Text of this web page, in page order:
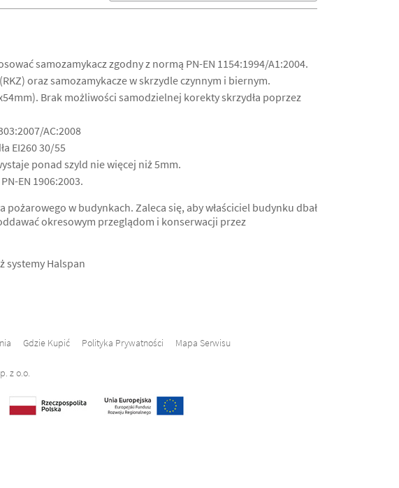
samozamykacz zgodny z normą PN-EN 1154:1994/A1:2004.
oraz samozamykacze w skrzydle czynnym i biernym.
Brak możliwości samodzielnej korekty skrzydła poprzez
AC:2008
EI260 30/55
ponad szyld nie więcej niż 5mm.
EN 1906:2003.
w budynkach. Zaleca się, aby właściciel budynku dbał
okresowym przeglądom i konserwacji przez
systemy Halspan
Gdzie Kupić Polityka Prywatności Mapa Serwisu
z o.o.